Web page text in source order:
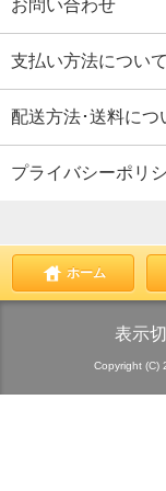
お問い合わせ
支払い方法について
配送方法･送料につ
プライバシーポリ
ホーム
表示
Copyright (C)